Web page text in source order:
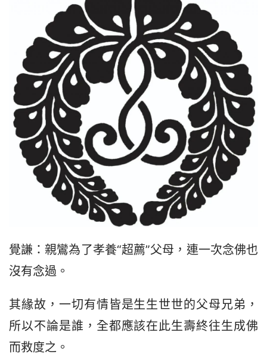
覺謙：親鸞為了孝養“超薦”父母，連一次念佛也
沒有念過。
其緣故，一切有情皆是生生世世的父母兄弟，
所以不論是誰，全都應該在此生壽終往生成佛
而救度之。